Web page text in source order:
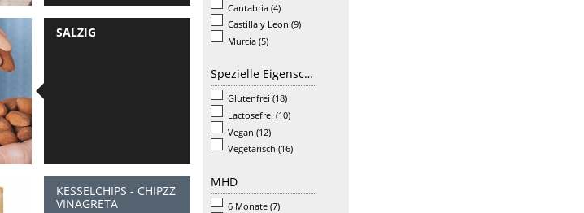
SALZIG
KESSELCHIPS - CHIPZZ
VINAGRETA
Cantabria (4)
Castilla y Leon (9)
Murcia (5)
Spezielle Eigenschaften
Glutenfrei (18)
Lactosefrei (10)
Vegan (12)
Vegetarisch (16)
MHD
6 Monate (7)